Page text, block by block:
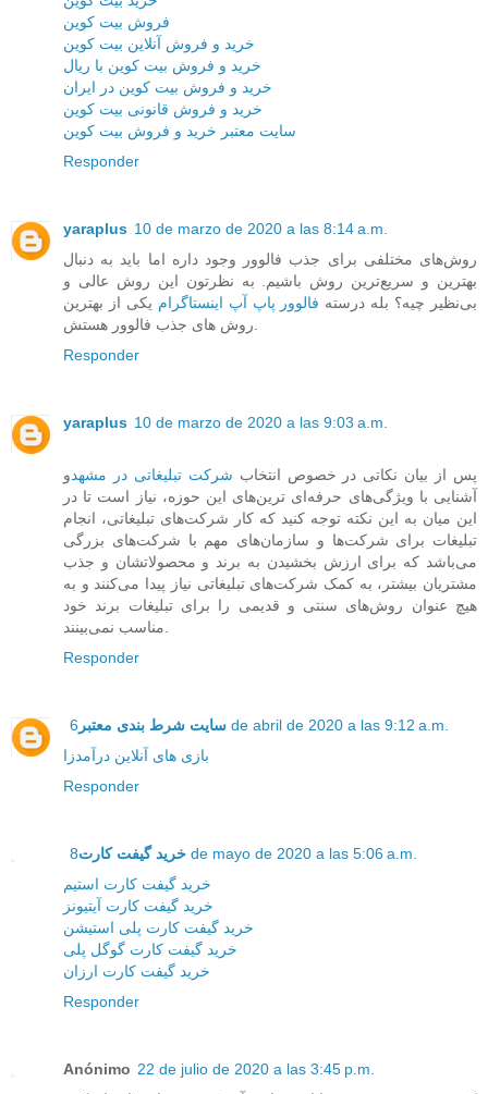
فروش بیت کوین
خرید و فروش آنلاین بیت کوین
خرید و فروش بیت کوین با ریال
خرید و فروش بیت کوین در ایران
خرید و فروش قانونی بیت کوین
سایت معتبر خرید و فروش بیت کوین
Responder
yaraplus 10 de marzo de 2020 a las 8:14 a.m.
روش‌های مختلفی برای جذب فالوور وجود داره اما باید به دنبال
بهترین و سریع‌ترین روش باشیم. به نظرتون این روش عالی و
بی‌نظیر چیه؟ بله درسته فالوور پاپ آپ اینستاگرام یکی از بهترین
روش های جذب فالوور هستش.
Responder
yaraplus 10 de marzo de 2020 a las 9:03 a.m.
پس از بیان نکاتی در خصوص انتخاب شرکت تبلیغاتی در مشهدو
آشنایی با ویژگی‌های حرفه‌ای ترین‌های این حوزه، نیاز است تا در
این میان به این نکته توجه کنید که کار شرکت‌های تبلیغاتی، انجام
تبلیغات برای شرکت‌ها و سازمان‌های مهم با شرکت‌های بزرگی
می‌باشد که برای ارزش بخشیدن به برند و محصولاتشان و جذب
مشتریان بیشتر، به کمک شرکت‌های تبلیغاتی نیاز پیدا می‌کنند و به
هیچ عنوان روش‌های سنتی و قدیمی را برای تبلیغات برند خود
مناسب نمی‌بینند.
Responder
سایت شرط بندی معتبر 6 de abril de 2020 a las 9:12 a.m.
بازی های آنلاین درآمدزا
Responder
خرید گیفت کارت 8 de mayo de 2020 a las 5:06 a.m.
خرید گیفت کارت استیم
خرید گیفت کارت آیتیونز
خرید گیفت کارت پلی استیشن
خرید گیفت کارت گوگل پلی
خرید گیفت کارت ارزان
Responder
Anónimo 22 de julio de 2020 a las 3:45 p.m.